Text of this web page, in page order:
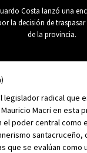
Costa lanzó una
la decisión de
de la provincia.
legislador radical que
Macri en esta
el poder central como
santacruceño,
que se evalúan como